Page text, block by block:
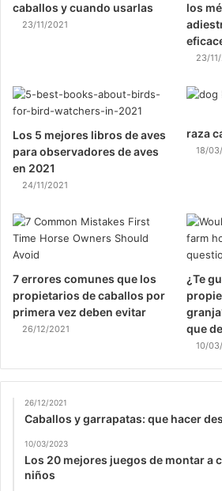
caballos y cuando usarlas
23/11/2021
los
23/
Los 5 mejores libros de aves
para observadores de aves
en 2021
24/11/2021
raza
18/
7 errores comunes que los
propietarios de caballos por
primera vez deben evitar
26/12/2021
¿Te
que
10/
26/12/2021
Caballos y garrapatas: que hacer
10/03/2023
Los 20 mejores juegos de montar a
niños